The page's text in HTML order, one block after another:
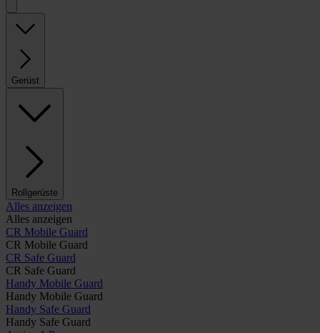
Gerüst
Rollgerüste
Alles anzeigen
Alles anzeigen
CR Mobile Guard
CR Mobile Guard
CR Safe Guard
CR Safe Guard
Handy Mobile Guard
Handy Mobile Guard
Handy Safe Guard
Handy Safe Guard